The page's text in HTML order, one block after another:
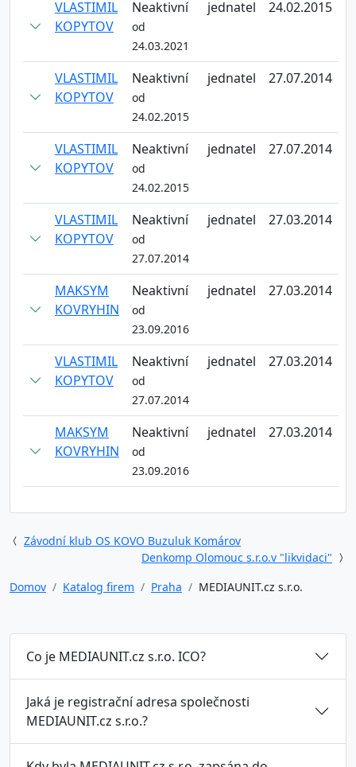
VLASTIMIL
KOPYTOV
Neaktivní
od
24.03.2021
jednatel 24.02.2015
VLASTIMIL
KOPYTOV
Neaktivní
od
24.02.2015
jednatel 27.07.2014
VLASTIMIL
KOPYTOV
Neaktivní
od
24.02.2015
jednatel 27.07.2014
VLASTIMIL
KOPYTOV
Neaktivní
od
27.07.2014
jednatel 27.03.2014
MAKSYM
KOVRYHIN
Neaktivní
od
23.09.2016
jednatel 27.03.2014
VLASTIMIL
KOPYTOV
Neaktivní
od
27.07.2014
jednatel 27.03.2014
MAKSYM
KOVRYHIN
Neaktivní
od
23.09.2016
jednatel 27.03.2014
Závodní klub OS KOVO Buzuluk Komárov
Denkomp Olomouc s.r.o.v "likvidaci"
Domov
Katalog firem Praha MEDIAUNIT.cz s.r.o.
Co je MEDIAUNIT.cz s.r.o. ICO?
Jaká je registrační adresa společnosti
MEDIAUNIT.cz s.r.o.?